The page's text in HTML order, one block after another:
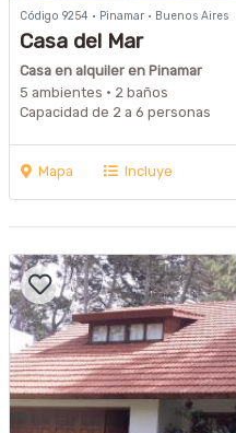
Código 9254 · Pinamar · Buenos Aires
Casa del Mar
Casa en alquiler en Pinamar
5 ambientes · 2 baños
Capacidad de 2 a 6 personas
Mapa Incluye